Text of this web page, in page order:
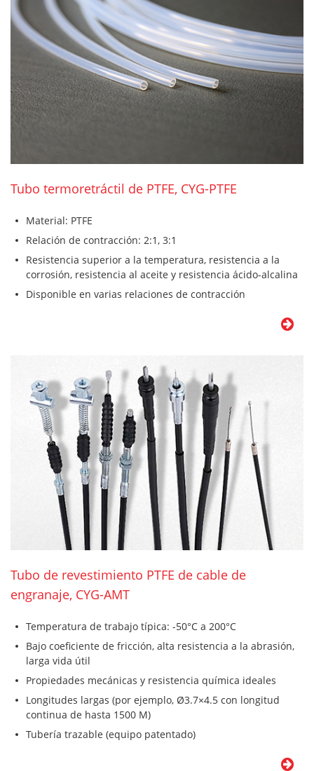
Tubo termoretráctil de PTFE, CYG-PTFE
Material: PTFE
Relación de contracción: 2:1, 3:1
Resistencia superior a la temperatura, resistencia a la
corrosión, resistencia al aceite y resistencia ácido-alcalina
Disponible en varias relaciones de contracción
Tubo de revestimiento PTFE de cable de
engranaje, CYG-AMT
Temperatura de trabajo típica: -50°C a 200°C
Bajo coeficiente de fricción, alta resistencia a la abrasión,
larga vida útil
Propiedades mecánicas y resistencia química ideales
Longitudes largas (por ejemplo, Ø3.7×4.5 con longitud
continua de hasta 1500 M)
Tubería trazable (equipo patentado)